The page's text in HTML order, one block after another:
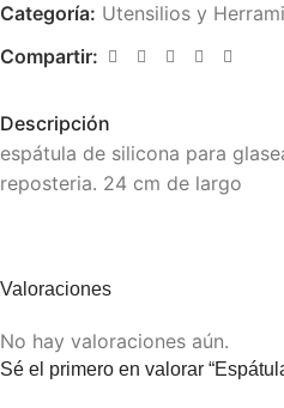
Categoría: Utensilios y
Compartir:
Descripción
espátula de silicona para
reposteria. 24 cm de largo
Valoraciones
No hay valoraciones aún.
Sé el primero en valorar